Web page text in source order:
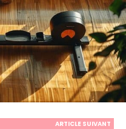
ARTICLE SUIVANT